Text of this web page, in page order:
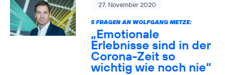
27. November 2020
5 FRAGEN AN WOLFGANG METZE:
„Emotionale
Erlebnisse sind in der
Corona-Zeit so
wichtig wie noch nie“